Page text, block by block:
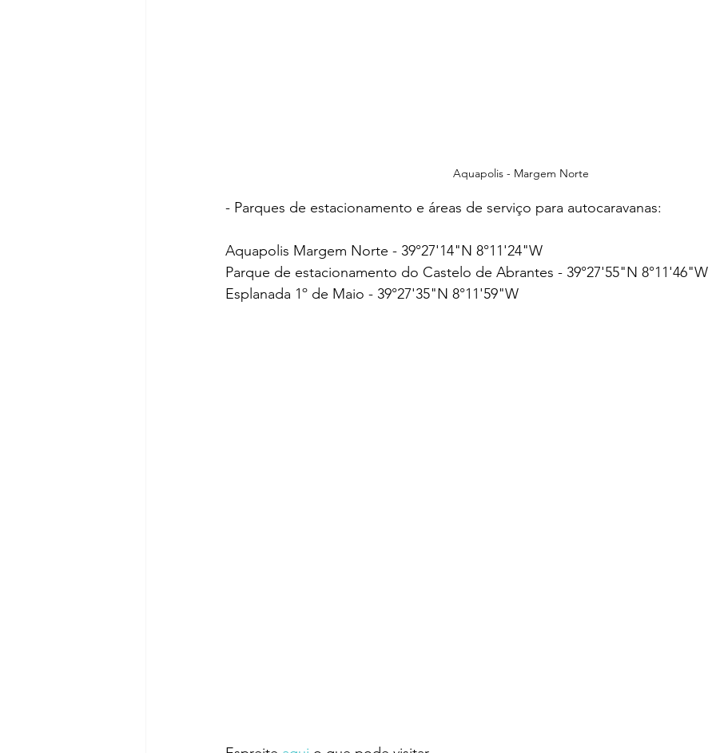
Aquapolis - Margem Norte
- Parques de estacionamento e áreas de serviço para autocaravanas:
Aquapolis Margem Norte - 39°27'14"N 8°11'24"W
Parque de estacionamento do Castelo de Abrantes - 39°27'55"N 8°11'46"W
Esplanada 1º de Maio - 39°27'35"N 8°11'59"W